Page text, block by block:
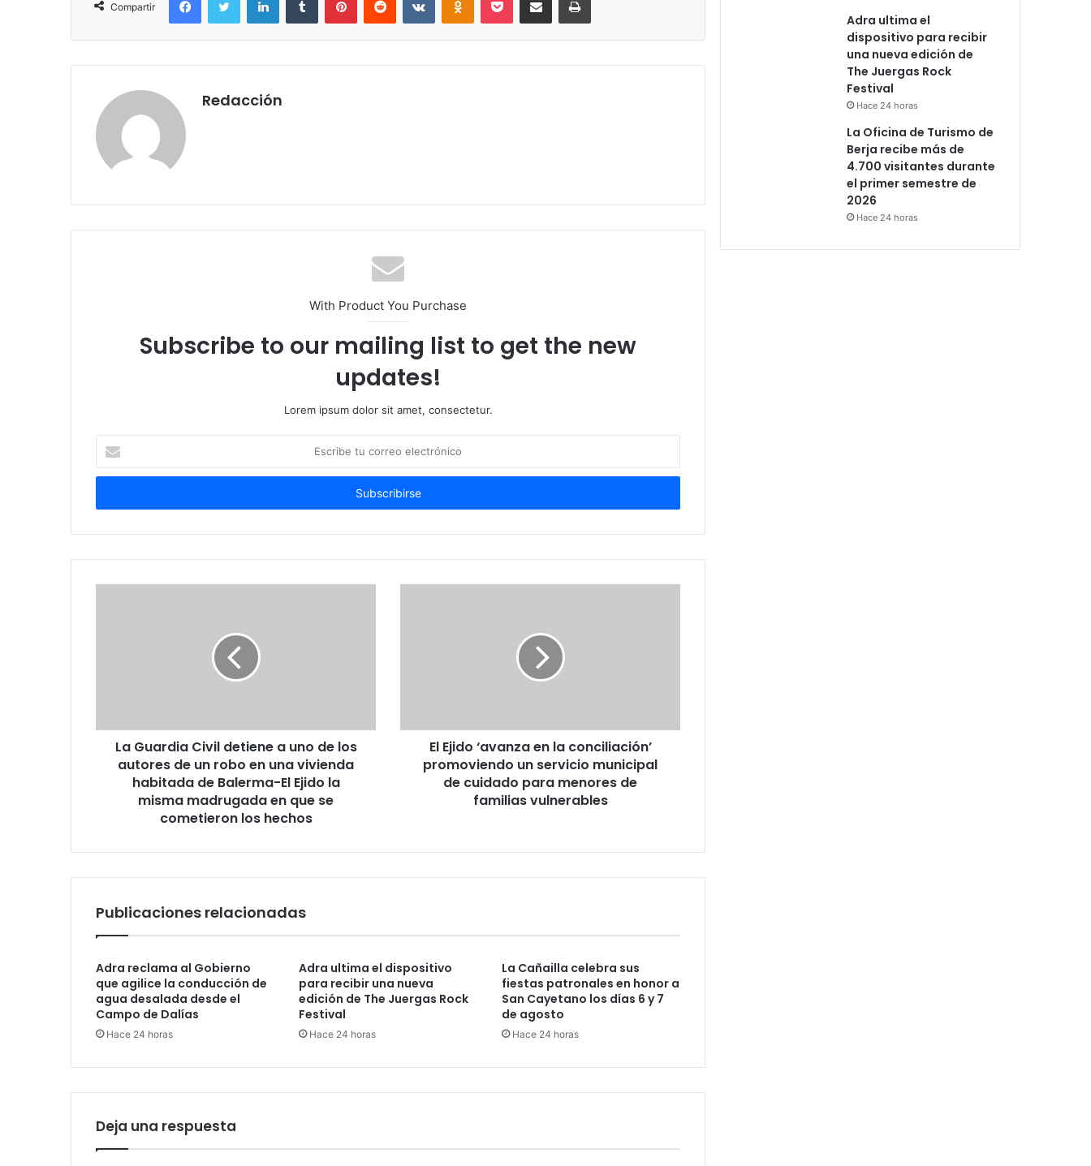
Compartir
Redacción
With Product You Purchase
Subscribe to our mailing list to get the new
updates!
Lorem ipsum dolor sit amet, consectetur.
correo
La Guardia Civil detiene a uno de los
autores de un robo en una vivienda
habitada de Balerma-El Ejido la
misma madrugada en que se
cometieron los hechos
El Ejido ‘avanza en la conciliación’
promoviendo un servicio municipal
de cuidado para menores de
familias vulnerables
Publicaciones relacionadas
Adra reclama al Gobierno
que agilice la conducción de
agua desalada desde el
Campo de Dalías
Hace 24 horas
Adra ultima el dispositivo
para recibir una nueva
edición de The Juergas Rock
Festival
Hace 24 horas
La Cañailla celebra sus
fiestas patronales en honor a
San Cayetano los días 6 y 7
de agosto
Hace 24 horas
Deja una respuesta
Adra ultima el
dispositivo para recibir
una nueva edición de
The Juergas Rock
Festival
Hace 24 horas
La Oficina de Turismo de
Berja recibe más de
4.700 visitantes durante
el primer semestre de
2026
Hace 24 horas